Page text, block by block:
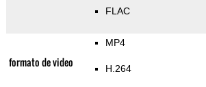
FLAC
formato de video
MP4
H.264